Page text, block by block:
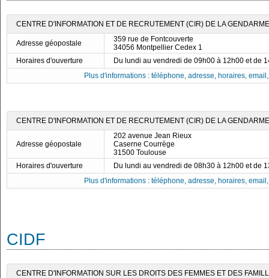
CENTRE D'INFORMATION ET DE RECRUTEMENT (CIR) DE LA
Adresse géopostale
359 rue de Fontcouverte
34056 Montpellier Cedex 1
Horaires d'ouverture
Du lundi au vendredi de 09h00 à 12h00 et de
Plus d'informations : téléphone, adresse, horaires,
CENTRE D'INFORMATION ET DE RECRUTEMENT (CIR) DE LA
Adresse géopostale
202 avenue Jean Rieux
Caserne Courrège
31500 Toulouse
Horaires d'ouverture
Du lundi au vendredi de 08h30 à 12h00 et de
Plus d'informations : téléphone, adresse, horaires,
CIDF
CENTRE D'INFORMATION SUR LES DROITS DES FEMMES ET DES